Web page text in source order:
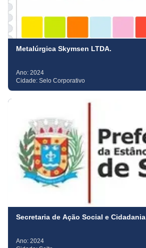
Metalúrgica Skymsen LTDA.
Ano: 2024
Cidade: Selo Corporativo
Secretaria de Ação Social e Cidadania
Ano: 2024